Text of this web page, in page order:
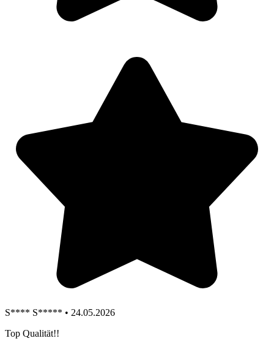
S**** S***** • 24.05.2026
Top Qualität!!